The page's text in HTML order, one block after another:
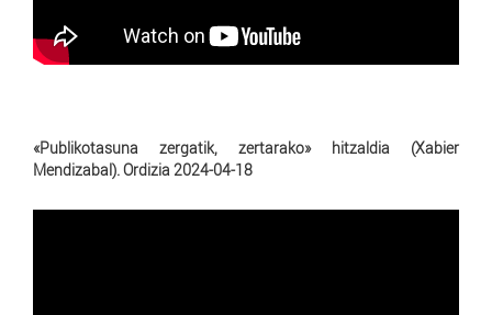
«Publikotasuna zergatik, zertarako» hitzaldia (Xabier
Mendizabal). Ordizia 2024-04-18